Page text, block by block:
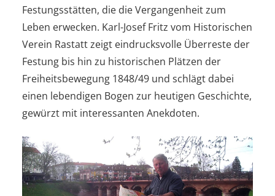
Festungsstätten, die die Vergangenheit zum
Leben erwecken. Karl-Josef Fritz vom Historischen
Verein Rastatt zeigt eindrucksvolle Überreste der
Festung bis hin zu historischen Plätzen der
Freiheitsbewegung 1848/49 und schlägt dabei
einen lebendigen Bogen zur heutigen Geschichte,
gewürzt mit interessanten Anekdoten.